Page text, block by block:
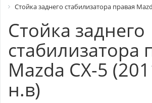
Стойка заднего стабилизатора правая
Стойка заднего
стабилизатора
Mazda CX-5
н.в)